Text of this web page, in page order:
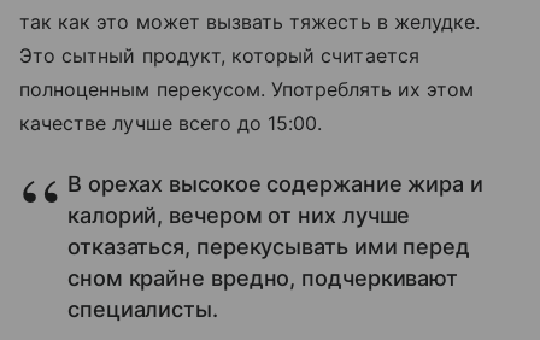
так как это может вызвать тяжесть в желудке.
Это сытный продукт, который считается
полноценным перекусом. Употреблять их этом
качестве лучше всего до 15:00.
В орехах высокое содержание жира и
калорий, вечером от них лучше
отказаться, перекусывать ими перед
сном крайне вредно, подчеркивают
специалисты.